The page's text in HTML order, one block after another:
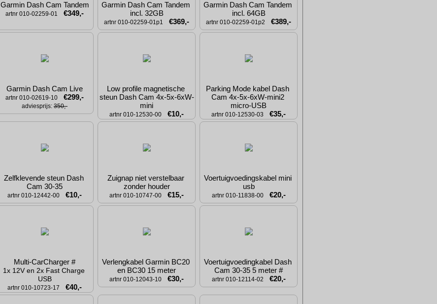
Garmin Dash Cam Tandem
artnr 010-02259-01 €349,-
Garmin Dash Cam Tandem
incl. 32GB
artnr 010-02259-01p1 €369,-
Garmin Dash Cam Tandem
incl. 64GB
artnr 010-02259-01p2 €389,-
Garmin Dash Cam Live
artnr 010-02619-10 €299,-
adviesprijs: 350,-
Low profile magnetische
steun Dash Cam 4x-5x-6xW-
mini
artnr 010-12530-00 €10,-
Parking Mode kabel Dash
Cam 4x-5x-6xW-mini2
micro-USB
artnr 010-12530-03 €35,-
Zelfklevende steun Dash
Cam 30-35
artnr 010-12442-00 €10,-
Zuignap niet verstelbaar
zonder houder
artnr 010-10747-00 €15,-
Voertuigvoedingskabel mini
usb
artnr 010-11838-00 €20,-
Multi-CarCharger #
1x 12V en 2x Fast Charge
USB
artnr 010-10723-17 €40,-
Verlengkabel Garmin BC20
en BC30 15 meter
artnr 010-12043-10 €30,-
Voertuigvoedingkabel Dash
Cam 30-35 5 meter #
artnr 010-12114-02 €20,-